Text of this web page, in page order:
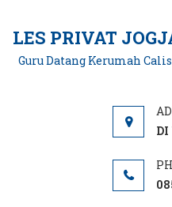
content
LES PRIVAT
Guru Datang Kerumah